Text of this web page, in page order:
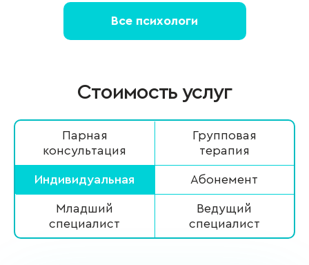
Все психологи
Стоимость услуг
Парная
консультация
Групповая
терапия
Индивидуальная Абонемент
Младший
специалист
Ведущий
специалист